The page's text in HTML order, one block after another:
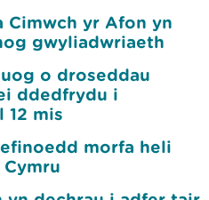
Cimwch yr Afon yn
gwyliadwriaeth
o droseddau
ddedfrydu i
12 mis
morfa heli